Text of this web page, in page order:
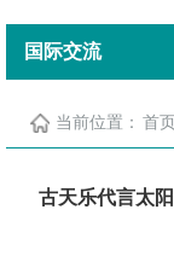
国际交流
当前位置： 首页
古天乐代言太